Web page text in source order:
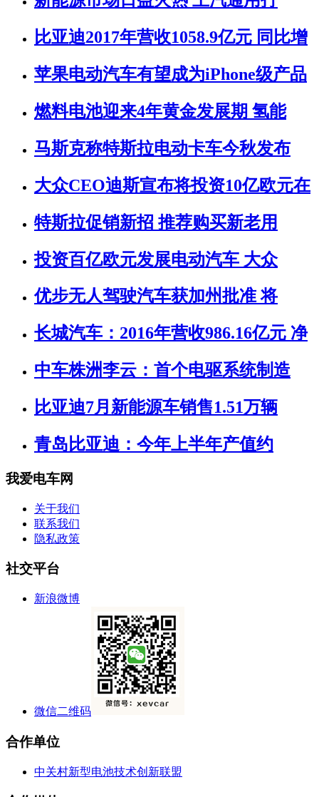
比亚迪2017年营收1058.9亿元 同比增
苹果电动汽车有望成为iPhone级产品
燃料电池迎来4年黄金发展期 氢能
马斯克称特斯拉电动卡车今秋发布
大众CEO迪斯宣布将投资10亿欧元在
特斯拉促销新招 推荐购买新老用
投资百亿欧元发展电动汽车 大众
优步无人驾驶汽车获加州批准 将
长城汽车：2016年营收986.16亿元 净
中车株洲李云：首个电驱系统制造
比亚迪7月新能源车销售1.51万辆
青岛比亚迪：今年上半年产值约
我爱电车网
关于我们
联系我们
隐私政策
社交平台
新浪微博
微信二维码
合作单位
中关村新型电池技术创新联盟